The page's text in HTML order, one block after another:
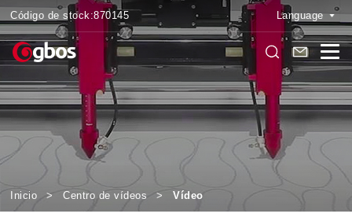
Código de stock:870145 Language
Inicio > Centro de vídeos > Vídeo